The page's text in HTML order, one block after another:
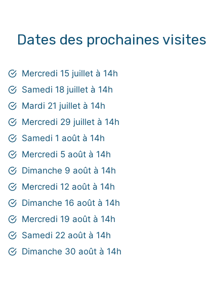
Dates des prochaines visites
Mercredi 15 juillet à 14h
Samedi 18 juillet à 14h
Mardi 21 juillet à 14h
Mercredi 29 juillet à 14h
Samedi 1 août à 14h
Mercredi 5 août à 14h
Dimanche 9 août à 14h
Mercredi 12 août à 14h
Dimanche 16 août à 14h
Mercredi 19 août à 14h
Samedi 22 août à 14h
Dimanche 30 août à 14h